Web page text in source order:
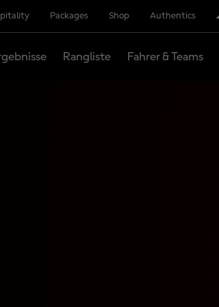
Packages Shop Authentics
Rangliste Fahrer & Teams